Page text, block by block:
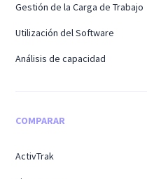
Gestión de la Carga de Trabajo
Utilización del Software
Análisis de capacidad
COMPARAR
ActivTrak